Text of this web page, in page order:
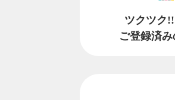
ツクツク
ご登録済